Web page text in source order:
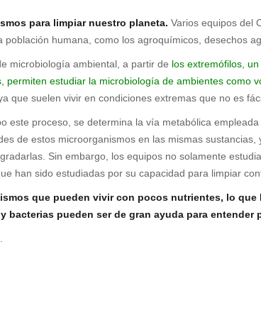
para limpiar nuestro planeta. Varios equipos del
humana, como los agroquímicos, desechos
microbiología ambiental, a partir de los extremófilos,
permiten estudiar la microbiología de ambientes como
que suelen vivir en condiciones extremas que no es
este proceso, se determina la vía metabólica
de estos microorganismos en las mismas
Sin embargo, los equipos no solamente
han sido estudiadas por su capacidad para limpiar
que pueden vivir con pocos nutrientes, lo
bacterias pueden ser de gran ayuda para